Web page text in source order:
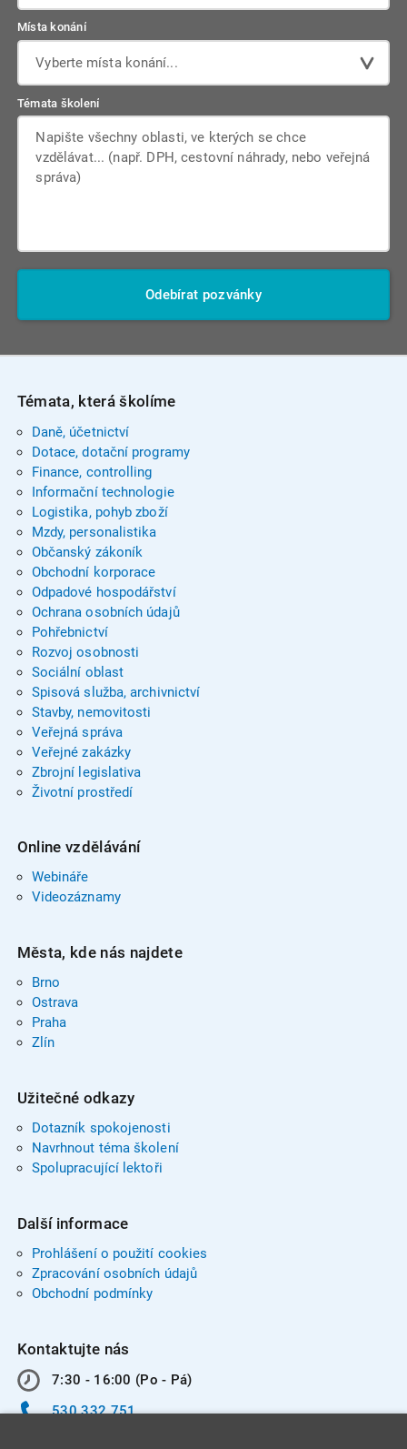
Místa konání
Vyberte místa konání...
Témata školení
Odebírat pozvánky
Témata, která školíme
Daně, účetnictví
Dotace, dotační programy
Finance, controlling
Informační technologie
Logistika, pohyb zboží
Mzdy, personalistika
Občanský zákoník
Obchodní korporace
Odpadové hospodářství
Ochrana osobních údajů
Pohřebnictví
Rozvoj osobnosti
Sociální oblast
Spisová služba, archivnictví
Stavby, nemovitosti
Veřejná správa
Veřejné zakázky
Zbrojní legislativa
Životní prostředí
Online vzdělávání
Webináře
Videozáznamy
Města, kde nás najdete
Brno
Ostrava
Praha
Zlín
Užitečné odkazy
Dotazník spokojenosti
Navrhnout téma školení
Spolupracující lektoři
Další informace
Prohlášení o použití cookies
Zpracování osobních údajů
Obchodní podmínky
Kontaktujte nás
7:30 - 16:00 (Po - Pá)
530 332 751